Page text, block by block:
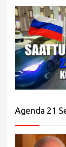
Agenda 21